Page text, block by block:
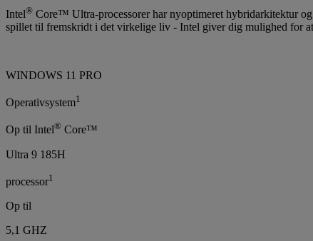
Intel® Core™ Ultra-processorer har nyoptimeret hybridarkitektur
spillet til fremskridt i det virkelige liv - Intel giver dig mulighed for
WINDOWS 11 PRO
Operativsystem1
Op til Intel® Core™
Ultra 9 185H
processor1
Op til
5,1 GHZ